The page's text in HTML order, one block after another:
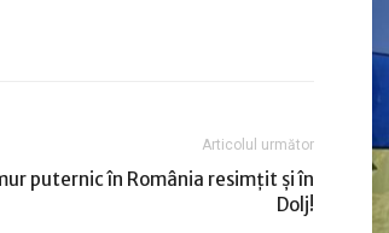
Articolul următor
puternic în România resimţit şi în
Dolj!